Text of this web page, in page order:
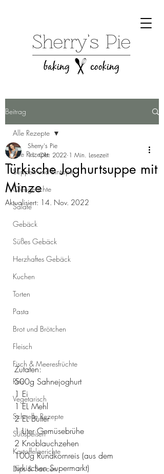
Beitrag
Alle Rezepte
Suppen und Eintöpfe
Ofengerichte
Salate
Gebäck
Süßes Gebäck
Herzhaftes Gebäck
Kuchen
Torten
Pasta
Brot und Brötchen
Fleisch
Fisch & Meeresfrüchte
Reis
Vegetarisch
Schnelle Rezepte
Süßspeisen
Kartoffelgerichte
Dips & Saucen
Alle Rezepte
Türkische Joghurtsuppe mit
Minze
Sherry's Pie
11. Okt. 2022 1 Min. Lesezeit
Aktualisiert: 14. Nov. 2022
Zutaten:
500g Sahnejoghurt
1 Ei
1 EL Mehl
2 EL Butter
1 Liter Gemüsebrühe
2 Knoblauchzehen
100g Rundkornreis (aus dem
türkischen Supermarkt)